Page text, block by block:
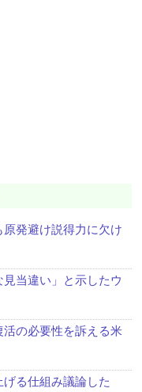
発避け説得力に欠け
当違い」と示したウ
の必要性を訴える米
る仕組み議論した